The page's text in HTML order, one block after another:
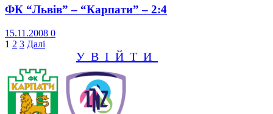
ФК “Львів” – “Карпати” – 2:4
15.11.2008 0
Пагінація
1 2 3 Далі
УВІЙТИ